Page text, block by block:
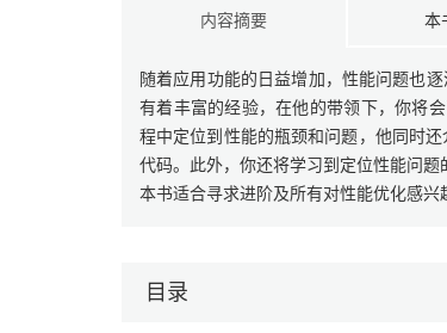
内容摘要 本
随着应用功能的日益增加，性能问题也
有着丰富的经验，在他的带领下，你将
程中定位到性能的瓶颈和问题，他同时
代码。此外，你还将学习到定位性能问题
本书适合寻求进阶及所有对性能优化感兴
目录